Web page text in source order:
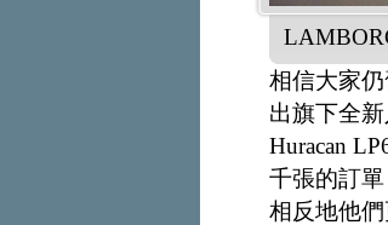
相信大家
出旗下全
Huracan
千張的訂
相反地他